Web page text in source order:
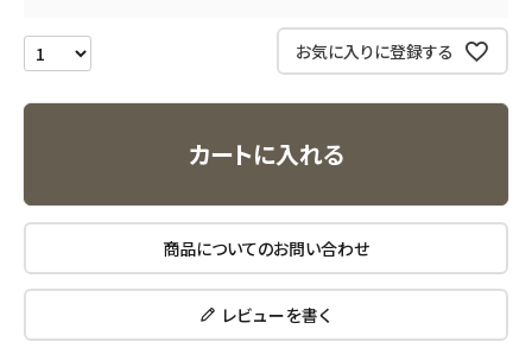
エコリュクス
エコメイト
お気に入りに登録する
カートに入れる
商品についてのお問い合わせ
レビューを書く